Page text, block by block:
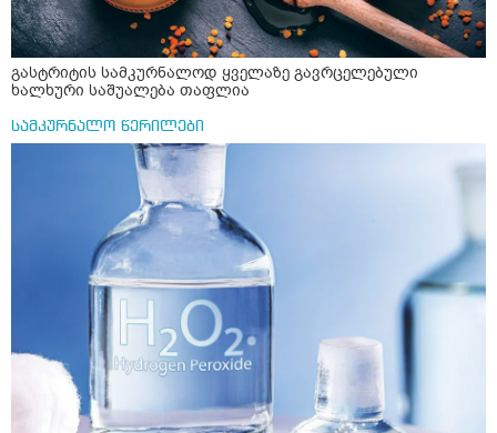
გასტრიტის სამკურნალოდ ყველაზე გავრცელებული
ხალხური საშუალება თაფლია
სამკურნალო წერილები